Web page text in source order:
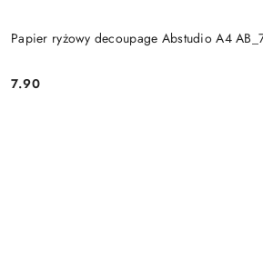
Papier ryżowy decoupage Abstudio A4
Cena:
7.90